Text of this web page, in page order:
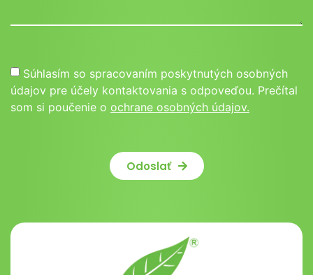
Súhlasím so spracovaním poskytnutých osobných
údajov pre účely kontaktovania s odpoveďou. Prečítal
som si poučenie o ochrane osobných údajov.
Odoslať